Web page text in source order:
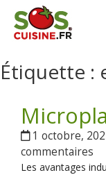
Étiquette :
1 octobre,
commentaires
Les avantages